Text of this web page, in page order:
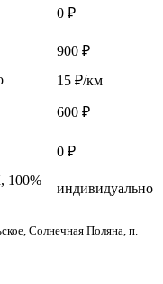
0 ₽
900 ₽
15 ₽/км
600 ₽
0 ₽
100%
индивидуально
Солнечная Поляна, п.